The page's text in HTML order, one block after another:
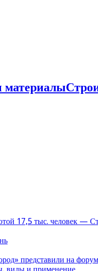
17,5 тыс. человек —
представили на